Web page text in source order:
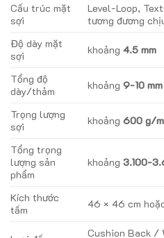
Cấu trúc mặt
sợi
Level-Loop,
tương đương
Độ dày mặt
sợi
khoảng4.5 mm
Tổng độ
dày/thảm
khoảng9-10 mm
Trọng lượng
sợi
khoảng600 g/
Tổng trọng
lượng sản
phẩm
khoảng3.100-
Kích thước
tấm
46 × 46 cm
Cushion Back /